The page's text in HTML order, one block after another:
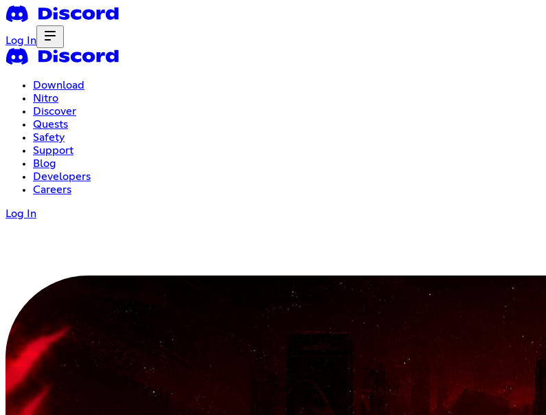
Log In
Download
Nitro
Discover
Quests
Safety
Support
Blog
Developers
Careers
Log In